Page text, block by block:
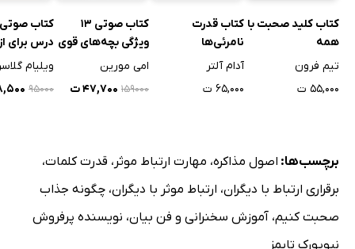
کتاب کلید صحبت با
همه
تیم فرون
۵۵,۰۰۰ ت
کتاب قدرت
نامرئی‌ها
آدام آلتر
۶۵,۰۰۰ ت
کتاب صوتی 13
ویژگی بچه‌های قوی
امی مورین
۱۵۹۰۰۰ ۴۷,۷۰۰ ت
کتاب
درس برای
شادتر
ویلیام
۹۵۰۰۰
برچسب‌ها: اصول مذاکره، مهارت ارتباط موثر ، قدرت کلمات،
برقراری ارتباط با دیگران، ارتباط موثر با دیگران، چگونه جذاب
صحبت کنیم، آموزش سخنرانی و فن بیان، نویسنده پرفروش
نیویورک تایمز